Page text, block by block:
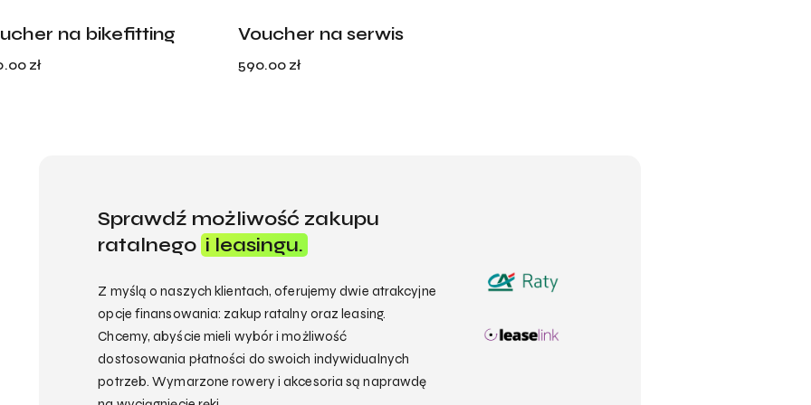
na bikefitting
zł
Voucher na serwis
590.00 zł
Sprawdź możliwość zakupu
ratalnego i leasingu.
Z myślą o naszych klientach, oferujemy dwie atrakcyjne
opcje finansowania: zakup ratalny oraz leasing.
Chcemy, abyście mieli wybór i możliwość
dostosowania płatności do swoich indywidualnych
potrzeb. Wymarzone rowery i akcesoria są naprawdę